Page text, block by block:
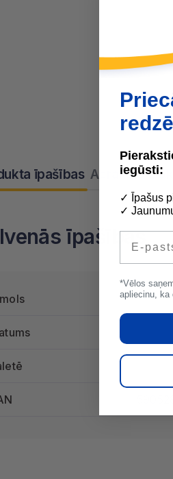
īpašības Apraksts
īpašības
iegūsti:
✓ Īpašus
✓
*Vēlos
apliecinu, ka